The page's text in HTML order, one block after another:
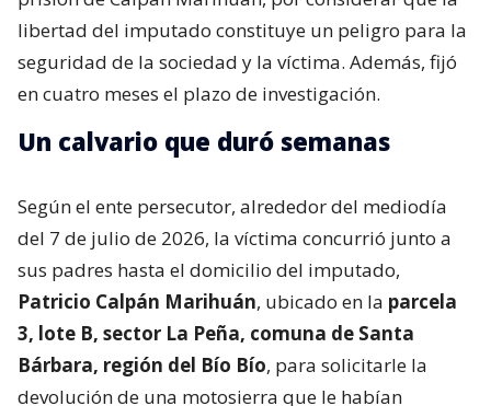
libertad del imputado constituye un peligro para la
seguridad de la sociedad y la víctima. Además, fijó
en cuatro meses el plazo de investigación.
Un calvario que duró semanas
Según el ente persecutor, alrededor del mediodía
del 7 de julio de 2026, la víctima concurrió junto a
sus padres hasta el domicilio del imputado,
Patricio Calpán Marihuán, ubicado en la parcela
3, lote B, sector La Peña, comuna de Santa
Bárbara, región del Bío Bío, para solicitarle la
devolución de una motosierra que le habían